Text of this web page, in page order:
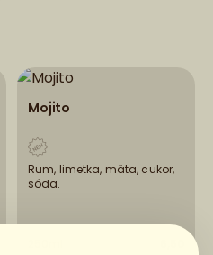
Mojito
Rum, limetka, mäta, cukor,
sóda.